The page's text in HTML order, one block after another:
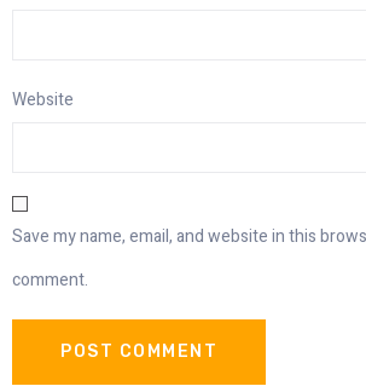
Website
Save my name, email, and website in this
comment.